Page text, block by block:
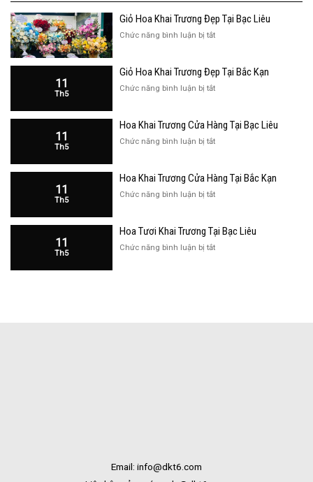
Giỏ Hoa Khai Trương Đẹp Tại Bạc Liêu
Chức năng bình luận bị tắtở
Khai
Đẹp
Liêu
11
Th5
Giỏ Hoa Khai Trương Đẹp Tại Bắc Kạn
Chức năng bình luận bị tắtở
Khai
Đẹp
Kạn
11
Th5
Hoa Khai Trương Cửa Hàng Tại Bạc Liêu
Chức năng bình luận bị tắtở
Trương
Hàng
Liêu
11
Th5
Hoa Khai Trương Cửa Hàng Tại Bắc Kạn
Chức năng bình luận bị tắtở
Trương
Hàng
11
Th5
Hoa Tươi Khai Trương Tại Bạc Liêu
Chức năng bình luận bị tắtở
Email: info@dkt6.com